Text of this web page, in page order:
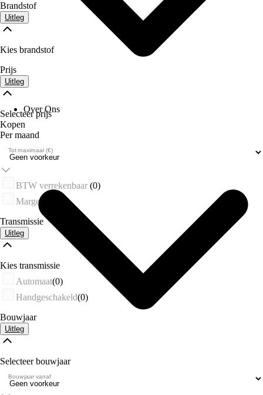
Over Ons
Brandstof
Uitleg
Kies brandstof
Prijs
Uitleg
Selecteer prijs
Kopen
Per maand
Tot maximaal (€)
BTW verrekenbaar (0)
Marge(0)
Transmissie
Uitleg
Kies transmissie
Automaat(0)
Handgeschakeld(0)
Bouwjaar
Uitleg
Selecteer bouwjaar
Bouwjaar vanaf